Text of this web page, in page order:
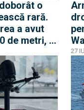
o
rară.
a avut
de metri, în
Kursk,
Chaklun-
27